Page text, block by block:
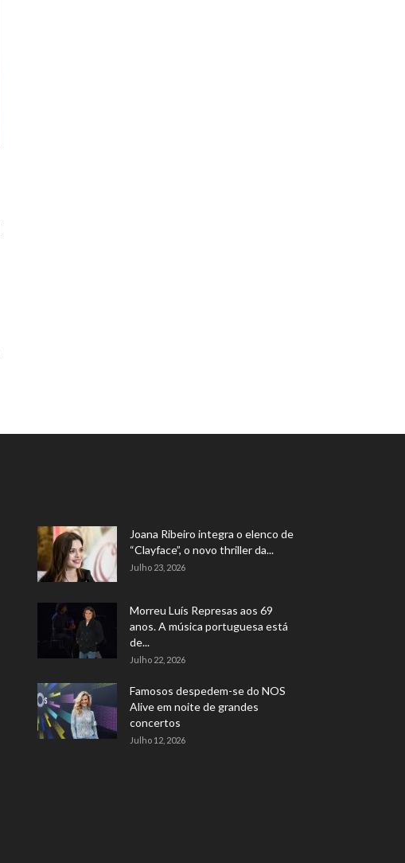
Joana Ribeiro integra o elenco de
“Clayface”, o novo thriller da...
Julho 23, 2026
Morreu Luís Represas aos 69
anos. A música portuguesa está
de...
Julho 22, 2026
Famosos despedem-se do NOS
Alive em noite de grandes
concertos
Julho 12, 2026